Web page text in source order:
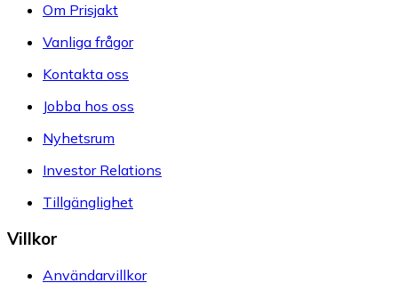
Om Prisjakt
Vanliga frågor
Kontakta oss
Jobba hos oss
Nyhetsrum
Investor Relations
Tillgänglighet
Villkor
Användarvillkor